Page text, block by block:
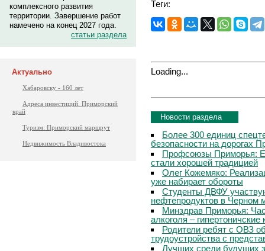
комплексного развития
территории. Завершение работ
намечено на конец 2027 года.
статьи раздела
Актуально
Хабаровску - 160 лет
Адреса инвестиций. Приморский
край
Туризм: Приморский маршрут
Недвижимость Владивостока
Теги:
Loading...
Новости раздела
Более 300 единиц
безопасности на дорогах
Профсоюзы Приморья:
стали хорошей традицией
Олег Кожемяко:
уже набирает обороты
Студенты ДВФУ
нефтепродуктов в Черном
Минздрав Приморья:
алкоголя –
Родители ребят с ОВЗ
трудоустройства с
Лучших среди будущих